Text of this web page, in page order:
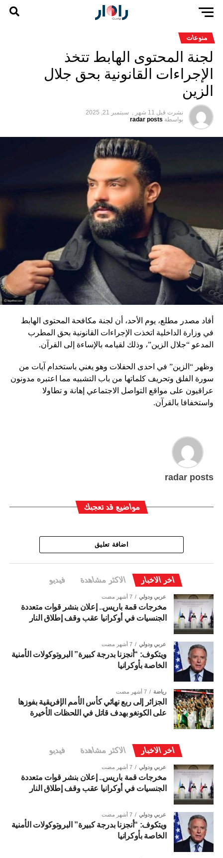
منوعات
لجنة المحتوى الهابط تتخذ
الإجراءات القانونية بحق جلال
الزين
نشرت قبل 11 شهر ,
سبتمبر 21, 2025
بواسطة radar posts
أفاد مصدر مطلع، يوم الأحد، أن لجنة مكافحة المحتوى الهابط
في وزارة الداخلية اتخذت الإجراءات القانونية بحق المطرب
المدعو “جلال الزين”، وذلك لقيامه بالإساءة إلى القرآن.
وظهر “الزين” في احدى الحفلات وهو يغني باستخدام آيات من
سورة الفلق وتحريف كلماتها من باب التشبيه مما اعتبره مدونون
عراقيون على مواقع التواصل الاجتماعي إهانة و تطاولا
واستخفافا بالقرآن.
radar posts
مواضيع قد تعجبك
اضافة تعليق
اخر الاخبار الاكثر مشاهدة فيديو
عربي ودولي 7 أشهر مضت
مخرجات قمة باريس.. إعلان بنشر قوات متعددة
الجنسيات في أوكرانيا عقب وقف إطلاق النار
عربي ودولي 7 أشهر مضت
ويتكوف: “أنجزنا بدرجة كبيرة” البروتوكولات الأمنية
الخاصة بأوكرانيا
رياضة 7 أشهر مضت
الجزائر إلى ربع نهائي كأس الأمم الإفريقية بفوزها
على الكونغو بهدف قاتل في اللحظات الأخيرة
اخر الاخبار الاكثر مشاهدة فيديو
عربي ودولي 7 أشهر مضت
مخرجات قمة باريس.. إعلان بنشر قوات متعددة
الجنسيات في أوكرانيا عقب وقف إطلاق النار
عربي ودولي 7 أشهر مضت
ويتكوف: “أنجزنا بدرجة كبيرة” البروتوكولات الأمنية
الخاصة بأوكرانيا